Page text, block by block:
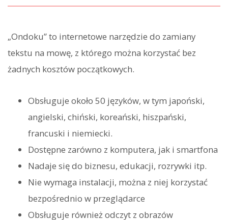
„Ondoku” to internetowe narzędzie do zamiany
tekstu na mowę, z którego można korzystać bez
żadnych kosztów początkowych.
Obsługuje około 50 języków, w tym japoński,
angielski, chiński, koreański, hiszpański,
francuski i niemiecki.
Dostępne zarówno z komputera, jak i smartfona
Nadaje się do biznesu, edukacji, rozrywki itp.
Nie wymaga instalacji, można z niej korzystać
bezpośrednio w przeglądarce
Obsługuje również odczyt z obrazów